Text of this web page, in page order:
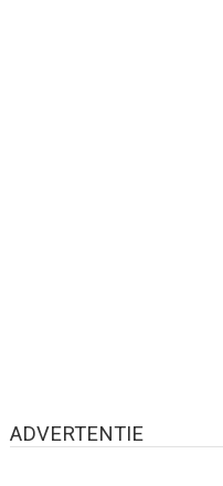
ADVERTENTIE